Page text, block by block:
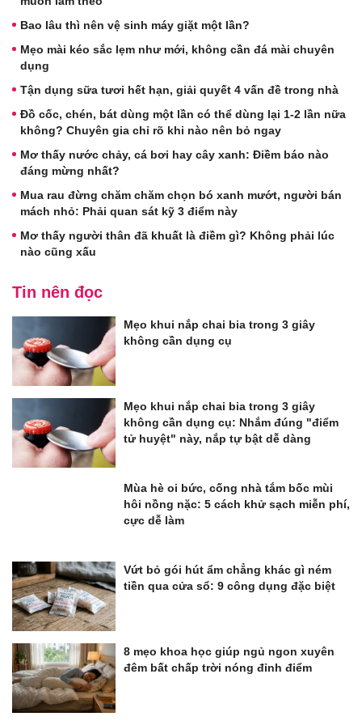
Bao lâu thì nên vệ sinh máy giặt một lần?
Mẹo mài kéo sắc lẹm như mới, không cần đá mài chuyên
dụng
Tận dụng sữa tươi hết hạn, giải quyết 4 vấn đề trong nhà
Đồ cốc, chén, bát dùng một lần có thể dùng lại 1-2 lần nữa
không? Chuyên gia chỉ rõ khi nào nên bỏ ngay
Mơ thấy nước chảy, cá bơi hay cây xanh: Điềm báo nào
đáng mừng nhất?
Mua rau đừng chăm chăm chọn bó xanh mướt, người bán
mách nhỏ: Phải quan sát kỹ 3 điểm này
Mơ thấy người thân đã khuất là điềm gì? Không phải lúc
nào cũng xấu
Tin nên đọc
Mẹo khui nắp chai bia trong 3 giây
không cần dụng cụ
Mẹo khui nắp chai bia trong 3 giây
không cần dụng cụ: Nhắm đúng "điểm
tử huyệt" này, nắp tự bật dễ dàng
Mùa hè oi bức, cống nhà tắm bốc mùi
hôi nồng nặc: 5 cách khử sạch miễn phí,
cực dễ làm
Vứt bỏ gói hút ẩm chẳng khác gì ném
tiền qua cửa sổ: 9 công dụng đặc biệt
8 mẹo khoa học giúp ngủ ngon xuyên
đêm bất chấp trời nóng đỉnh điểm